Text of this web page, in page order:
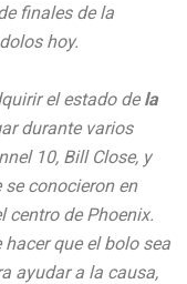
finales de la
hoy.
el estado dela
durante varios
10, Bill Close, y
conocieron en
centro de Phoenix.
que el bolo sea
ayudar a la causa,